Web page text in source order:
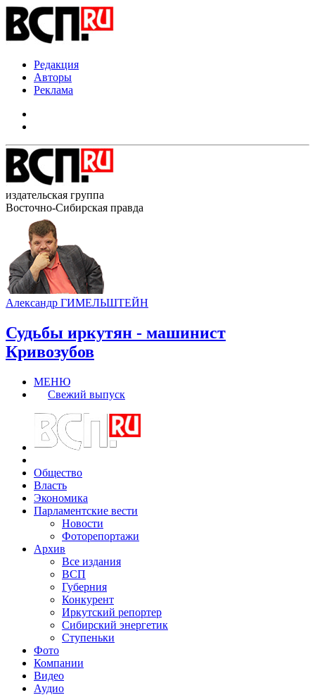
Редакция
Авторы
Реклама
издательская группа
Восточно-Сибирская правда
Александр ГИМЕЛЬШТЕЙН
Судьбы иркутян - машинист
Кривозубов
МЕНЮ
Свежий выпуск
Общество
Власть
Экономика
Парламентские вести
Новости
Фоторепортажи
Архив
Все издания
ВСП
Губерния
Конкурент
Иркутский репортер
Сибирский энергетик
Ступеньки
Фото
Компании
Видео
Аудио